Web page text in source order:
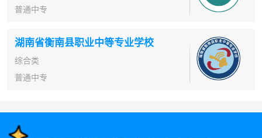
普通中专
湖南省衡南县职业中等专业学校
综合类
普通中专